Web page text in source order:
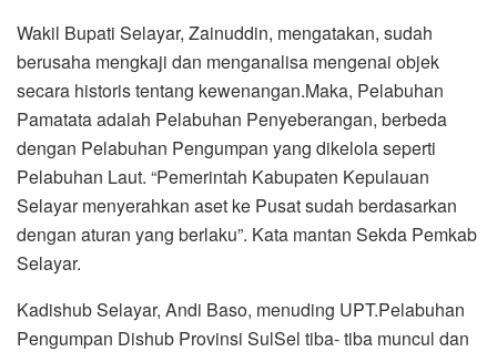
Wakil Bupati Selayar, Zainuddin, mengatakan, sudah
berusaha mengkaji dan menganalisa mengenai objek
secara historis tentang kewenangan.Maka, Pelabuhan
Pamatata adalah Pelabuhan Penyeberangan, berbeda
dengan Pelabuhan Pengumpan yang dikelola seperti
Pelabuhan Laut. “Pemerintah Kabupaten Kepulauan
Selayar menyerahkan aset ke Pusat sudah berdasarkan
dengan aturan yang berlaku”. Kata mantan Sekda Pemkab
Selayar.
Kadishub Selayar, Andi Baso, menuding UPT.Pelabuhan
Pengumpan Dishub Provinsi SulSel tiba- tiba muncul dan